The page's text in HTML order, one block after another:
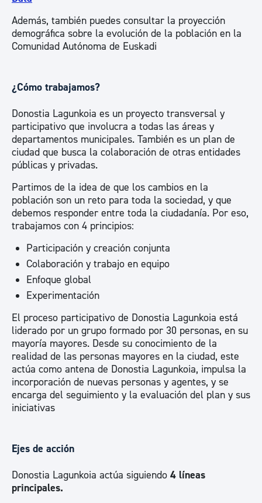
Además, también puedes consultar la proyección
demográfica sobre la evolución de la población en la
Comunidad Autónoma de Euskadi
¿Cómo trabajamos?
Donostia Lagunkoia es un proyecto transversal y
participativo que involucra a todas las áreas y
departamentos municipales. También es un plan de
ciudad que busca la colaboración de otras entidades
públicas y privadas.
Partimos de la idea de que los cambios en la
población son un reto para toda la sociedad, y que
debemos responder entre toda la ciudadanía. Por eso,
trabajamos con 4 principios:
Participación y creación conjunta
Colaboración y trabajo en equipo
Enfoque global
Experimentación
El proceso participativo de Donostia Lagunkoia está
liderado por un grupo formado por 30 personas, en su
mayoría mayores. Desde su conocimiento de la
realidad de las personas mayores en la ciudad, este
actúa como antena de Donostia Lagunkoia, impulsa la
incorporación de nuevas personas y agentes, y se
encarga del seguimiento y la evaluación del plan y sus
iniciativas
Ejes de acción
Donostia Lagunkoia actúa siguiendo 4 líneas
principales.